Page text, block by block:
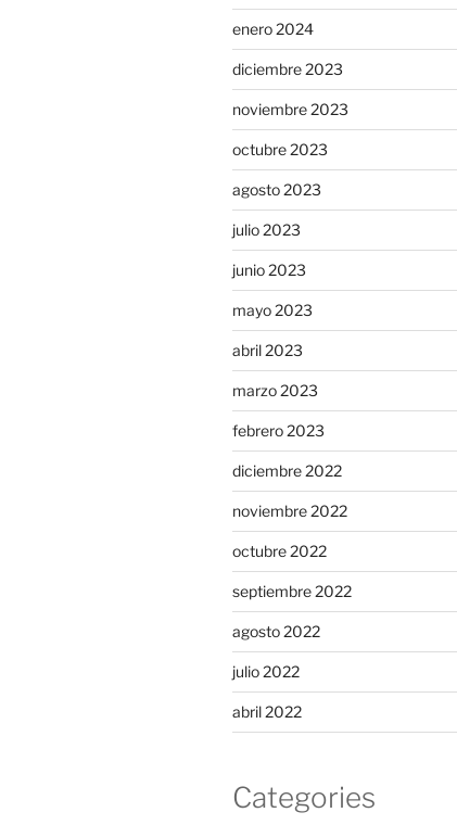
enero 2024
diciembre 2023
noviembre 2023
octubre 2023
agosto 2023
julio 2023
junio 2023
mayo 2023
abril 2023
marzo 2023
febrero 2023
diciembre 2022
noviembre 2022
octubre 2022
septiembre 2022
agosto 2022
julio 2022
abril 2022
Categories